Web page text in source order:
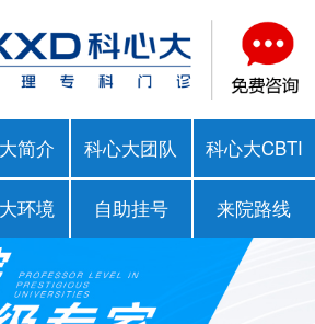
简介 科心大团队 科心大CBTI
环境 自助挂号 来院路线